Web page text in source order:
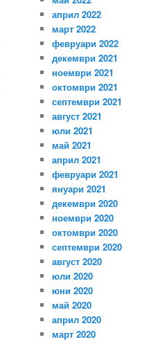
април 2022
март 2022
февруари 2022
декември 2021
ноември 2021
октомври 2021
септември 2021
август 2021
юли 2021
май 2021
април 2021
февруари 2021
януари 2021
декември 2020
ноември 2020
октомври 2020
септември 2020
август 2020
юли 2020
юни 2020
май 2020
април 2020
март 2020